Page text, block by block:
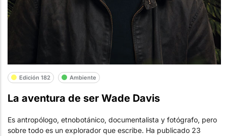
Edición 182 Ambiente
La aventura de ser Wade Davis
Es antropólogo, etnobotánico, documentalista y fotógrafo, pero
sobre todo es un explorador que escribe. Ha publicado 23